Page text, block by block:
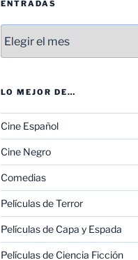
ENTRADAS
LO MEJOR DE…
Cine Español
Cine Negro
Comedias
Películas de Terror
Películas de Capa y Espada
Películas de Ciencia Ficción